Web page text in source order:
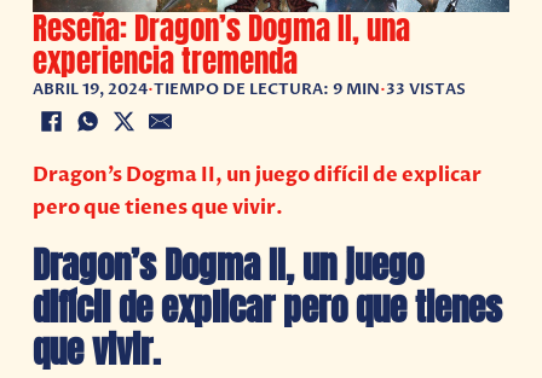
Reseña: Dragon’s Dogma II, una
experiencia tremenda
ABRIL 19, 2024•TIEMPO DE LECTURA: 9 MIN•33 VISTAS
Dragon’s Dogma II, un juego difícil de explicar
pero que tienes que vivir.
Dragon’s Dogma II, un juego
difícil de explicar pero que tienes
que vivir.